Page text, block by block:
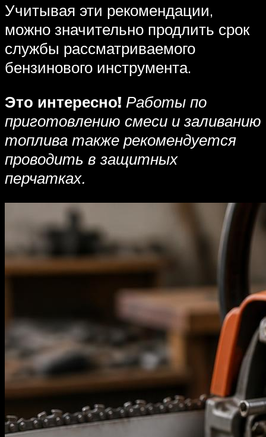
Учитывая эти рекомендации,
можно значительно продлить срок
службы рассматриваемого
бензинового инструмента.
Это интересно! Работы по
приготовлению смеси и заливанию
топлива также рекомендуется
проводить в защитных
перчатках.